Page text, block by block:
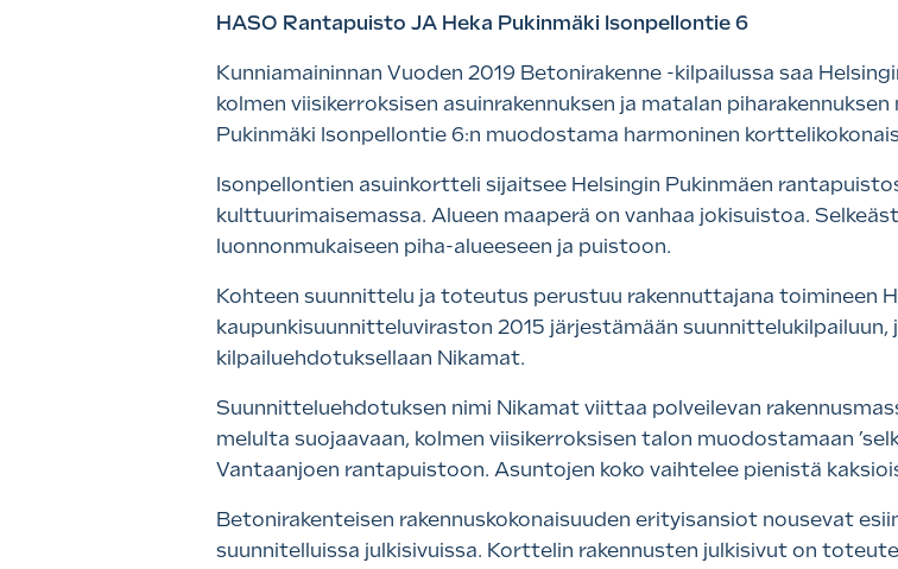
HASO Rantapuisto JA Heka Pukinmäki Isonpellontie 6
Kunniamaininnan Vuoden 2019 Betonirakenne -kilpailussa saa
kolmen viisikerroksisen asuinrakennuksen ja matalan
Pukinmäki Isonpellontie 6:n muodostama harmoninen
Isonpellontien asuinkortteli sijaitsee Helsingin Pukinmäen
kulttuurimaisemassa. Alueen maaperä on vanhaa jokisuistoa.
luonnonmukaiseen piha-alueeseen ja puistoon.
Kohteen suunnittelu ja toteutus perustuu rakennuttajana toimineen
kaupunkisuunnitteluviraston 2015 järjestämään
kilpailuehdotuksellaan Nikamat.
Suunnitteluehdotuksen nimi Nikamat viittaa polveilevan
melulta suojaavaan, kolmen viisikerroksisen talon muodostamaan
Vantaanjoen rantapuistoon. Asuntojen koko vaihtelee pienistä
Betonirakenteisen rakennuskokonaisuuden erityisansiot nousevat
suunnitelluissa julkisivuissa. Korttelin rakennusten julkisivut on